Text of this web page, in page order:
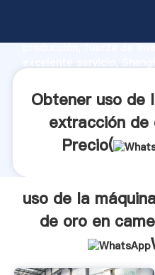
producción, fuerza de
valor y aporta valores a
Obtener uso de
extracción de
Precio(
uso de la
de oro en